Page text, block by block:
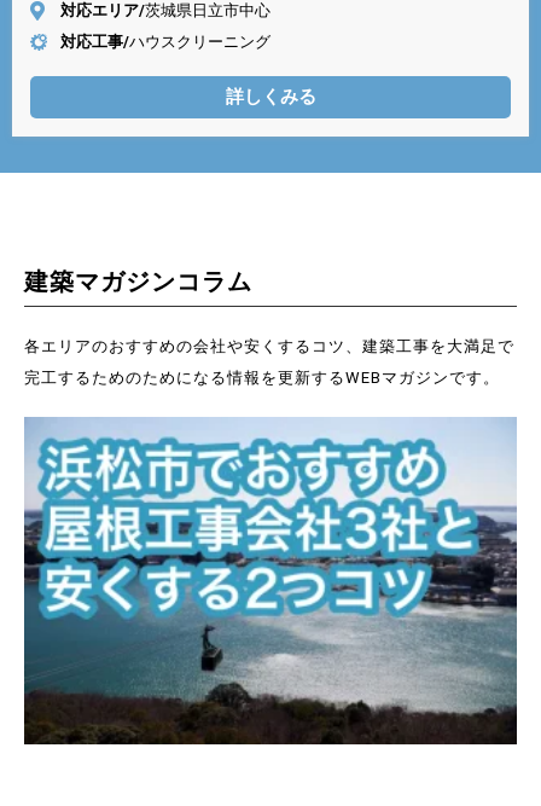
対応エリア/茨城県日立市中心
対応工事/ハウスクリーニング
詳しくみる
建築マガジンコラム
各エリアのおすすめの会社や安くするコツ、建築工事を大満足で
完工するためのためになる情報を更新するWEBマガジンです。